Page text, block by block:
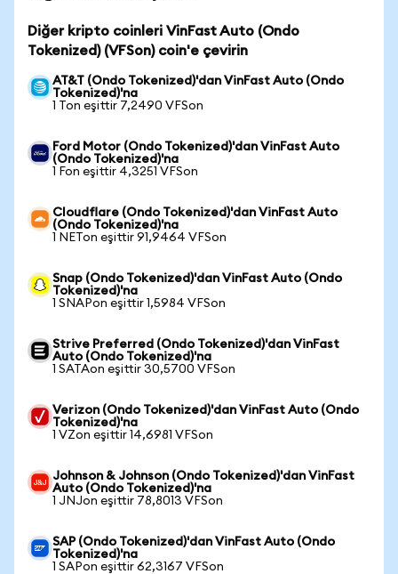
Diğer kripto coinleri VinFast Auto (Ondo
Tokenized) (VFSon) coin'e çevirin
AT&T (Ondo Tokenized)'dan VinFast Auto (Ondo
Tokenized)'na
1 Ton eşittir 7,2490 VFSon
Ford Motor (Ondo Tokenized)'dan VinFast Auto
(Ondo Tokenized)'na
1 Fon eşittir 4,3251 VFSon
Cloudflare (Ondo Tokenized)'dan VinFast Auto
(Ondo Tokenized)'na
1 NETon eşittir 91,9464 VFSon
Snap (Ondo Tokenized)'dan VinFast Auto (Ondo
Tokenized)'na
1 SNAPon eşittir 1,5984 VFSon
Strive Preferred (Ondo Tokenized)'dan VinFast
Auto (Ondo Tokenized)'na
1 SATAon eşittir 30,5700 VFSon
Verizon (Ondo Tokenized)'dan VinFast Auto (Ondo
Tokenized)'na
1 VZon eşittir 14,6981 VFSon
Johnson & Johnson (Ondo Tokenized)'dan VinFast
Auto (Ondo Tokenized)'na
1 JNJon eşittir 78,8013 VFSon
SAP (Ondo Tokenized)'dan VinFast Auto (Ondo
Tokenized)'na
1 SAPon eşittir 62,3167 VFSon